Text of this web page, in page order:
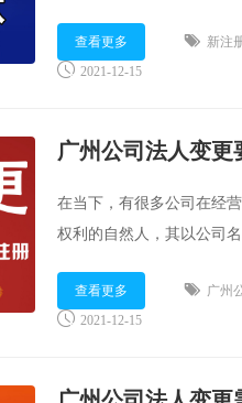
查看更多
新注
2021-12-15
广州公司法人变
在当下，有很多公司在经
权利的自然人，其以公司
查看更多
广州
2021-12-15